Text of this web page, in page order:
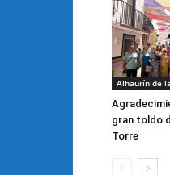
Alhaurín de
gran toldo
Torre